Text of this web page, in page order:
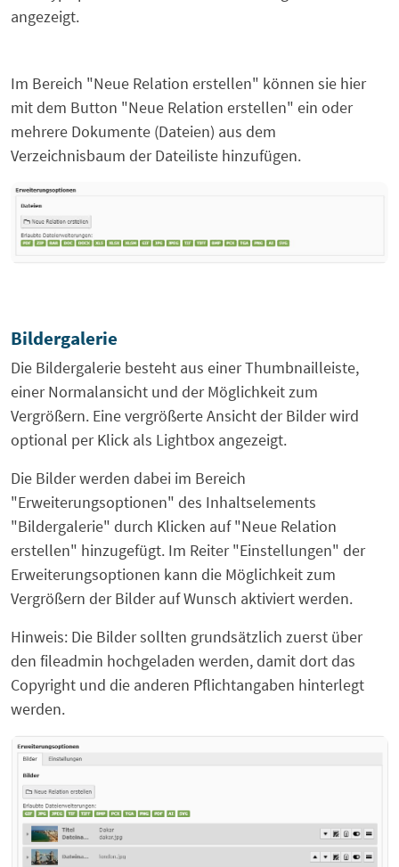
angezeigt.
Im Bereich "Neue Relation erstellen" können sie hier
mit dem Button "Neue Relation erstellen" ein oder
mehrere Dokumente (Dateien) aus dem
Verzeichnisbaum der Dateiliste hinzufügen.
Bildergalerie
Die Bildergalerie besteht aus einer Thumbnailleiste,
einer Normalansicht und der Möglichkeit zum
Vergrößern. Eine vergrößerte Ansicht der Bilder wird
optional per Klick als Lightbox angezeigt.
Die Bilder werden dabei im Bereich
"Erweiterungsoptionen" des Inhaltselements
"Bildergalerie" durch Klicken auf "Neue Relation
erstellen" hinzugefügt. Im Reiter "Einstellungen" der
Erweiterungsoptionen kann die Möglichkeit zum
Vergrößern der Bilder auf Wunsch aktiviert werden.
Hinweis: Die Bilder sollten grundsätzlich zuerst über
den fileadmin hochgeladen werden, damit dort das
Copyright und die anderen Pflichtangaben hinterlegt
werden.